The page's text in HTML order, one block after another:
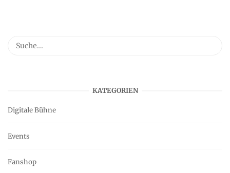
KATEGORIEN
Digitale Bühne
Events
Fanshop